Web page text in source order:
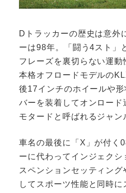
Dトラッカーの歴史は意外
ーは98年。「闘う4スト」
フレーズを裏切らない運動
本格オフロードモデルの
後17インチのホイールや
バーを装着してオンロード
モタードと呼ばれるジャン
車名の最後に「X」が付く
ーに代わってインジェクシ
スペンションセッティング
してスポーツ性能と同時